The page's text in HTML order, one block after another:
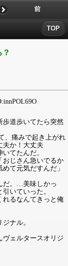
TOP
前
歩道歩いてたら突然
、痛みで起き上がれ
夫か！大丈夫
てたんだ。
おじさん急いでるか
て元気だすんだ」
だ。…美味しかっ
いていった。
るなんてきっと俺
ナル。
ヴェルタースオリジ